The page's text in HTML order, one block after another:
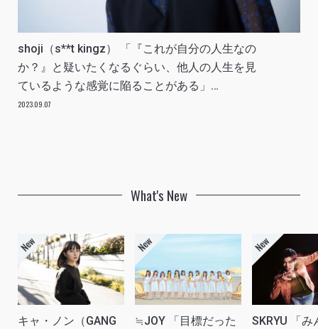
shoji（s**t kingz） 「『これが自分の人生なの
か？』と疑いたくなるぐらい、他人の人生を見
ているような感覚に陥ることがある」
INTERVIEW
2023.09.07
What's New
キャ・ノン（GANG
≒JOY 「目標だった
SKRYU 「み